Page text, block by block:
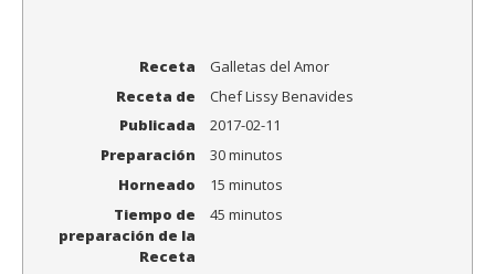
Receta
Galletas del Amor
Receta de
Chef Lissy Benavides
Publicada
2017-02-11
Preparación
30 minutos
Horneado
15 minutos
Tiempo de
preparación de la
Receta
45 minutos